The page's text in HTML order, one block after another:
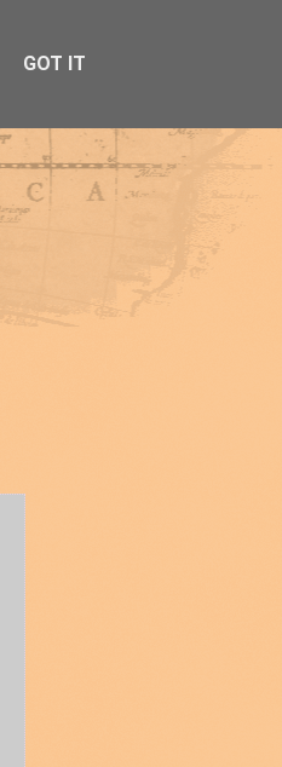
GOT IT